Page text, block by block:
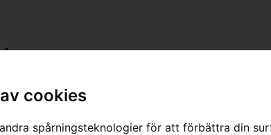
cookies
spårningsteknologier för att förbättra din